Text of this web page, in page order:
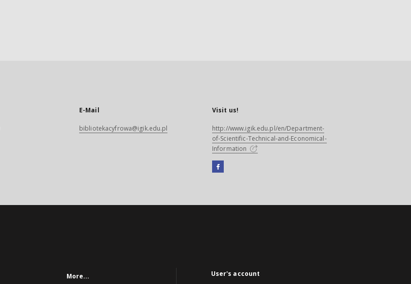
E-Mail
bibliotekacyfrowa@igik.edu.pl
Visit us!
http://www.igik.edu.pl/en/Department-
of-Scientific-Technical-and-Economical-
Information
Facebook
open
More... User's account